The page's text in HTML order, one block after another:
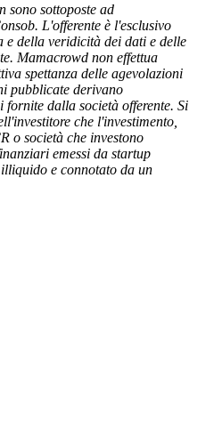
sono sottoposte ad
L'offerente è l'esclusivo
e della veridicità dei dati e delle
Mamacrowd non effettua
spettanza delle agevolazioni
pubblicate derivano
dalla società offerente. Si
che l'investimento,
o società che investono
emessi da startup
e connotato da un